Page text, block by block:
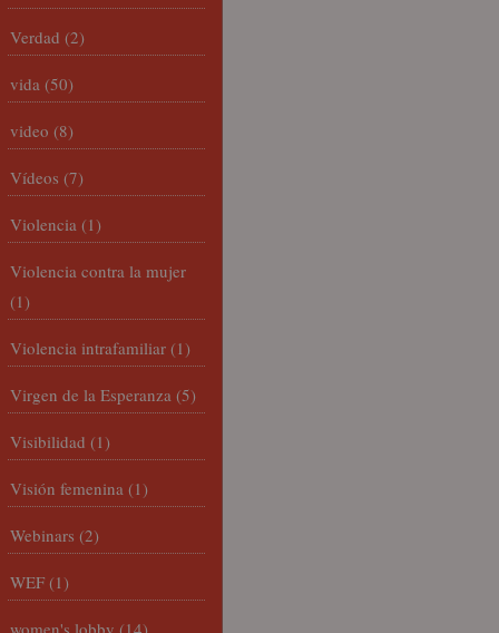
Verdad (2)
vida (50)
video (8)
Vídeos (7)
Violencia (1)
Violencia contra la mujer
(1)
Violencia intrafamiliar (1)
Virgen de la Esperanza (5)
Visibilidad (1)
Visión femenina (1)
Webinars (2)
WEF (1)
women's lobby (14)